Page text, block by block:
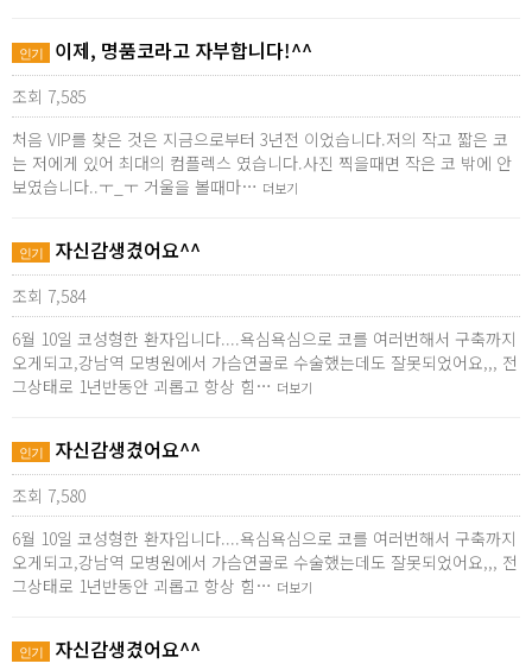
인기 이제, 명품코라고 자부합니다!^^
조회 7,585
처음 VIP를 찾은 것은 지금으로부터 3년전 이었습니다.저의 작고 짧은 코
는 저에게 있어 최대의 컴플렉스 였습니다.사진 찍을때면 작은 코 밖에 안
보였습니다..ㅜ_ㅜ 거울을 볼때마… 더보기
인기 자신감생겼어요^^
조회 7,584
6월 10일 코성형한 환자입니다....욕심욕심으로 코를 여러번해서 구축까지
오게되고,강남역 모병원에서 가슴연골로 수술했는데도 잘못되었어요,,, 전
그상태로 1년반동안 괴롭고 항상 힘… 더보기
인기 자신감생겼어요^^
조회 7,580
6월 10일 코성형한 환자입니다....욕심욕심으로 코를 여러번해서 구축까지
오게되고,강남역 모병원에서 가슴연골로 수술했는데도 잘못되었어요,,, 전
그상태로 1년반동안 괴롭고 항상 힘… 더보기
인기 자신감생겼어요^^